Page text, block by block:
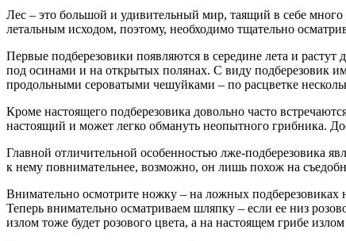
Лес – это большой и удивительный мир, таящий в себе много
летальным исходом, поэтому, необходимо тщательно
Первые подберезовики появляются в середине лета и растут
под осинами и на открытых полянах. С виду подберезовик
продольными сероватыми чешуйками – по расцветке
Кроме настоящего подберезовика довольно часто
настоящий и может легко обмануть неопытного грибника.
Главной отличительной особенностью лже-подберезовика
к нему повнимательнее, возможно, он лишь похож на
Внимательно осмотрите ножку – на ложных
Теперь внимательно осматриваем шляпку – если ее низ
излом тоже будет розового цвета, а на настоящем грибе